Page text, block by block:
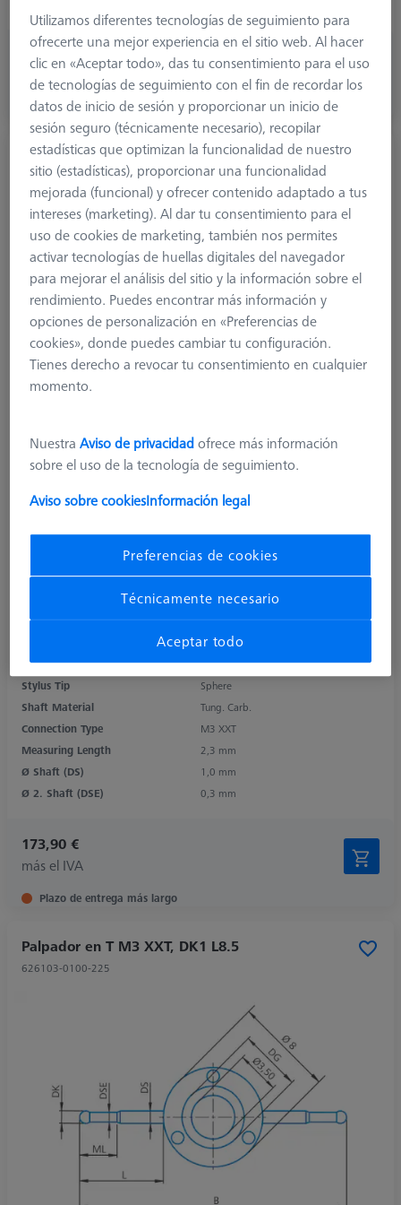
191,30 €
más el IVA
Disponible
Palpador en T M3 XXT, DK0.5 L8.5
626103-0050-225
Stylus
Ø Sphere (DK)
0,5 mm
8,5 mm
Stylus Tip Material
Ruby
Stylus Tip
Sphere
Shaft Material
Tung. Carb.
Connection Type
M3 XXT
Measuring Length
2,3 mm
Ø Shaft (DS)
1,0 mm
Ø 2. Shaft (DSE)
0,3 mm
173,90 €
más el IVA
Plazo de entrega más largo
Palpador en T M3 XXT, DK1 L8.5
626103-0100-225
Utilizamos diferentes tecnologías de seguimiento para
ofrecerte una mejor experiencia en el sitio web. Al hacer
clic en «Aceptar todo», das tu consentimiento para el uso
de tecnologías de seguimiento con el fin de recordar los
datos de inicio de sesión y proporcionar un inicio de
sesión seguro (técnicamente necesario), recopilar
estadísticas que optimizan la funcionalidad de nuestro
sitio (estadísticas), proporcionar una funcionalidad
mejorada (funcional) y ofrecer contenido adaptado a tus
intereses (marketing). Al dar tu consentimiento para el
uso de cookies de marketing, también nos permites
activar tecnologías de huellas digitales del navegador
para mejorar el análisis del sitio y la información sobre el
rendimiento. Puedes encontrar más información y
opciones de personalización en «Preferencias de
cookies», donde puedes cambiar tu configuración.
Tienes derecho a revocar tu consentimiento en cualquier
momento.
NuestraAviso de privacidadofrece más información
sobre el uso de la tecnología de seguimiento.
Aviso sobre cookiesInformación legal
Preferencias de cookies
Técnicamente necesario
Aceptar todo